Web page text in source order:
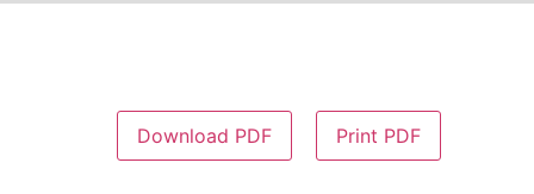
Download PDF Print PDF